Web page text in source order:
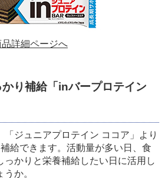
品詳細ページへ
かり補給「inバープロテイン
ジュニアプロテイン ココア」より
給できます。活動量が多い日、食
っかりと栄養補給したい日に活用し
か。